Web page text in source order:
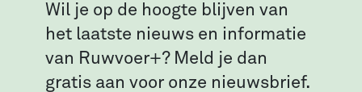
Wil je op de hoogte blijven van
het laatste nieuws en informatie
van Ruwvoer+? Meld je dan
gratis aan voor onze nieuwsbrief.